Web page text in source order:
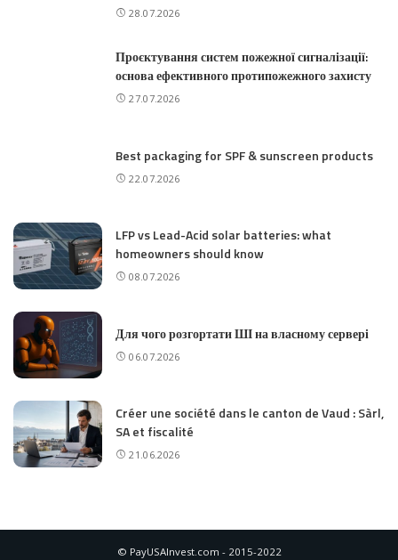
28.07.2026
Проєктування систем пожежної сигналізації:
основа ефективного протипожежного захисту
27.07.2026
Best packaging for SPF & sunscreen products
22.07.2026
LFP vs Lead-Acid solar batteries: what
homeowners should know
08.07.2026
Для чого розгортати ШІ на власному сервері
06.07.2026
Créer une société dans le canton de Vaud : Sàrl,
SA et fiscalité
21.06.2026
© PayUSAInvest.com - 2015-2022